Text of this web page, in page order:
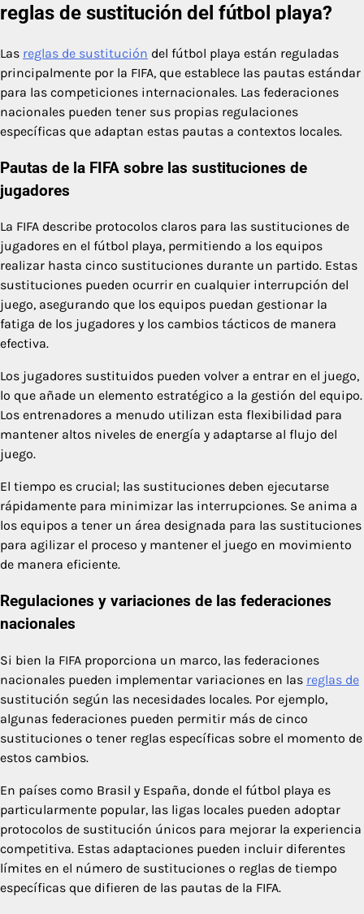
reglas de sustitución del fútbol playa?
Las reglas de sustitución del fútbol playa están reguladas
principalmente por la FIFA, que establece las pautas estándar
para las competiciones internacionales. Las federaciones
nacionales pueden tener sus propias regulaciones
específicas que adaptan estas pautas a contextos locales.
Pautas de la FIFA sobre las sustituciones de
jugadores
La FIFA describe protocolos claros para las sustituciones de
jugadores en el fútbol playa, permitiendo a los equipos
realizar hasta cinco sustituciones durante un partido. Estas
sustituciones pueden ocurrir en cualquier interrupción del
juego, asegurando que los equipos puedan gestionar la
fatiga de los jugadores y los cambios tácticos de manera
efectiva.
Los jugadores sustituidos pueden volver a entrar en el juego,
lo que añade un elemento estratégico a la gestión del equipo.
Los entrenadores a menudo utilizan esta flexibilidad para
mantener altos niveles de energía y adaptarse al flujo del
juego.
El tiempo es crucial; las sustituciones deben ejecutarse
rápidamente para minimizar las interrupciones. Se anima a
los equipos a tener un área designada para las sustituciones
para agilizar el proceso y mantener el juego en movimiento
de manera eficiente.
Regulaciones y variaciones de las federaciones
nacionales
Si bien la FIFA proporciona un marco, las federaciones
nacionales pueden implementar variaciones en las reglas de
sustitución según las necesidades locales. Por ejemplo,
algunas federaciones pueden permitir más de cinco
sustituciones o tener reglas específicas sobre el momento de
estos cambios.
En países como Brasil y España, donde el fútbol playa es
particularmente popular, las ligas locales pueden adoptar
protocolos de sustitución únicos para mejorar la experiencia
competitiva. Estas adaptaciones pueden incluir diferentes
límites en el número de sustituciones o reglas de tiempo
específicas que difieren de las pautas de la FIFA.